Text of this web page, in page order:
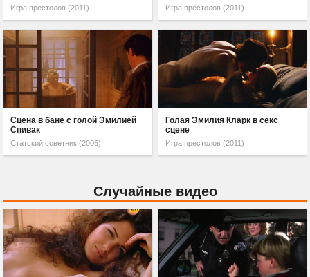
Игра престолов (2011) Игра престолов (2011)
Сцена в бане с голой Эмилией
Спивак
Статский советник (2005)
Голая Эмилия Кларк в секс
сцене
Игра престолов (2011)
Случайные видео